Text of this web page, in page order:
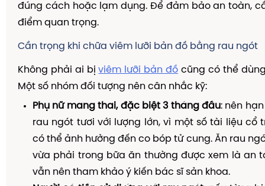
đúng cách hoặc lạm dụng. Để đảm bảo an toàn,
điểm quan trọng.
Cần trọng khi chữa viêm lưỡi bản đồ bằng rau ngót
Không phải ai bịviêm lưỡi bản đồ cũng có thể
Một số nhóm đối tượng nên cân nhắc kỹ:
Phụ nữ mang thai, đặc biệt 3 tháng đầu: nên
rau ngót tươi với lượng lớn, vì một số tài liệu cổ
có thể ảnh hưởng đến co bóp tử cung. Ăn rau
vừa phải trong bữa ăn thường được xem là an
vẫn nên tham khảo ý kiến bác sĩ sản khoa.